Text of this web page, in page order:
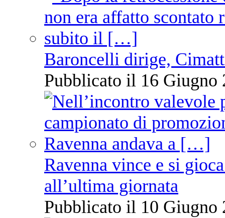
Baroncelli dirige,
Pubblicato il 16 Giugno
Ravenna vince e si
all’ultima giornata
Pubblicato il 10 Giugno